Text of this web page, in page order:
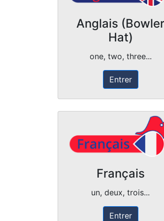
Anglais (Bowler
Hat)
one, two, three...
Entrer
Français
un, deux, trois...
Entrer